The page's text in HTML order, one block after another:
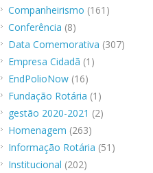
Companheirismo (161)
Conferência (8)
Data Comemorativa (307)
Empresa Cidadã (1)
EndPolioNow (16)
Fundação Rotária (1)
gestão 2020-2021 (2)
Homenagem (263)
Informação Rotária (51)
Institucional (202)